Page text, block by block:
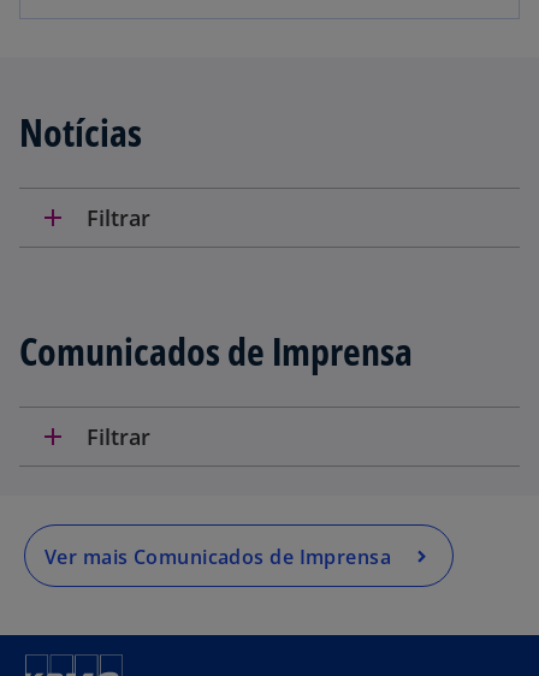
Notícias
add Filtrar
Comunicados de Imprensa
add Filtrar
Ver mais Comunicados de Imprensa